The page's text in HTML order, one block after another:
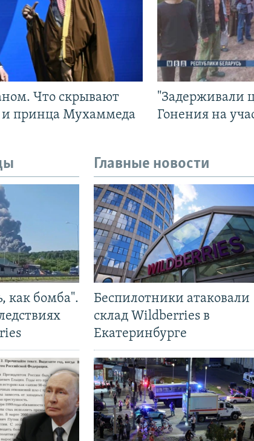
Что скрывают
принца Мухаммеда
"Задерживали
Гонения на
как бомба".
Главные новости
Беспилотники атаковали
склад Wildberries в
Екатеринбурге